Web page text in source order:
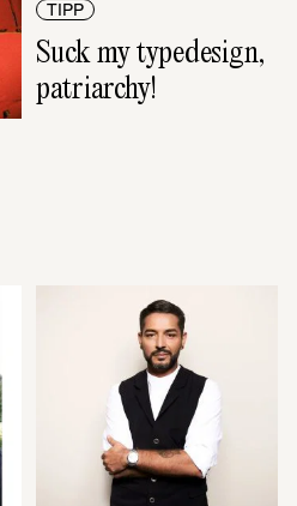
TIPP
Suck my typedesign,
patriarchy!